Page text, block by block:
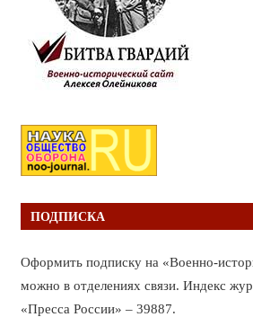
ПОДПИСКА
Оформить подписку на «Военно-
можно в отделениях связи. Индекс
«Пресса России» – 39887.